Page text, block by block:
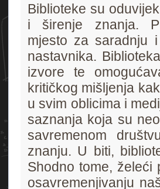
Biblioteke su
i širenje znanja.
mjesto za saradnju
nastavnika.
izvore te
kritičkog mišljenja
u svim oblicima i
saznanja koja su
savremenom
znanju. U biti,
Shodno tome,
osavremenjivanju